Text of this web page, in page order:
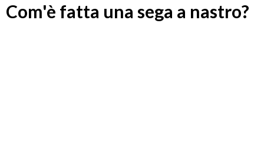
Com'è fatta una sega a nastro?